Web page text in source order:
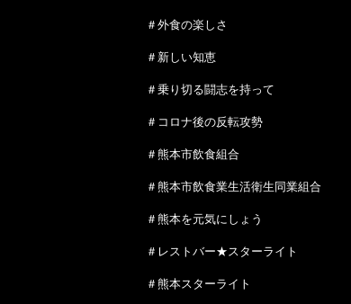
＃外食の楽しさ
＃新しい知恵
＃乗り切る闘志を持って
＃コロナ後の反転攻勢
＃熊本市飲食組合
＃熊本市飲食業生活衛生同業組合
＃熊本を元気にしょう
＃レストバー★スターライト
＃熊本スターライト